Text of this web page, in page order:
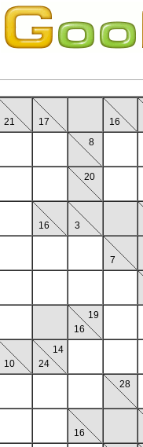
21 17 16
8
20
16
3
7
19
16
10
14
24
28
16